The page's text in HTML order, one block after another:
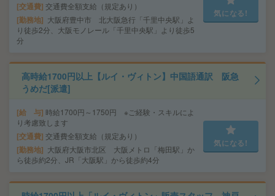
交通費 交通費全額支給（規定あり）
勤務地
大阪府豊中市 北大阪急行「千里中央駅」よ
り徒歩2分、大阪モノレール「千里中央駅」より徒歩5
分
気になる!
高時給1700円以上【ルイ・ヴィトン】中国語通訳 阪急
うめだ[派遣]
給 与 時給1700円～1750円 ※ご経験・スキルによ
り考慮致します
交通費 交通費全額支給（規定あり）
勤務地
大阪府大阪市北区 大阪メトロ「梅田駅」か
ら徒歩約2分、JR「大阪駅」から徒歩約4分
気になる!